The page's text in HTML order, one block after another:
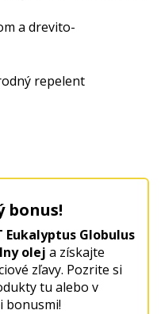
a drevito-
repelent
bonus!
Eukalyptus Globulus
olej a získajte
zľavy. Pozrite si
tu alebo v
bonusmi!